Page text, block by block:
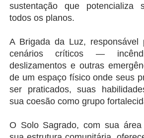
sustentação que potencializa
todos os planos.
A Brigada da Luz, responsável
cenários críticos —
deslizamentos e outras
de um espaço físico onde seus
ser praticados, suas
sua coesão como grupo
O Solo Sagrado, com sua